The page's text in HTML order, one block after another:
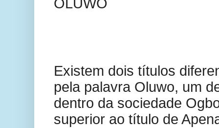
Existem dois títulos
pela palavra Oluwo, um
dentro da sociedade
superior ao título de